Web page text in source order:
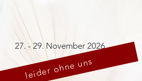
27. - 29. November 2026
leider ohne uns